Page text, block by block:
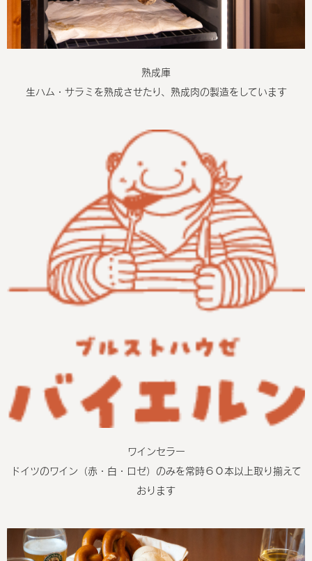
熟成庫
生ハム・サラミを熟成させたり、熟成肉の製造をしています
ワインセラー
ドイツのワイン（赤・白・ロゼ）のみを常時６０本以上取り揃えて
おります